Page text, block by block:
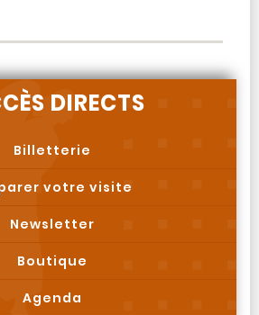
DIRECTS
Billetterie
votre visite
Newsletter
Boutique
Agenda